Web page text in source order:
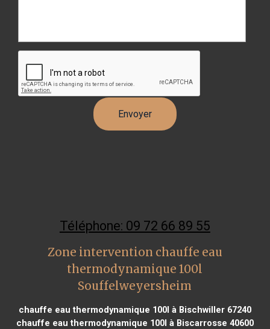
Téléphone: 09 72 66 89 55
Zone intervention chauffe eau
thermodynamique 100l
Souffelweyersheim
chauffe eau thermodynamique 100l à Bischwiller 67240
chauffe eau thermodynamique 100l à Biscarrosse 40600